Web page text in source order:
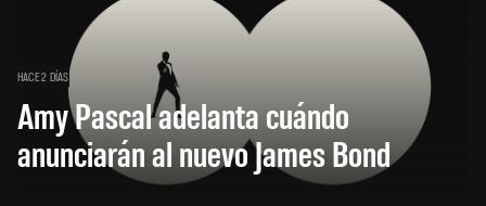
HACE 2 DÍAS
Amy Pascal adelanta cuándo
anunciarán al nuevo James Bond